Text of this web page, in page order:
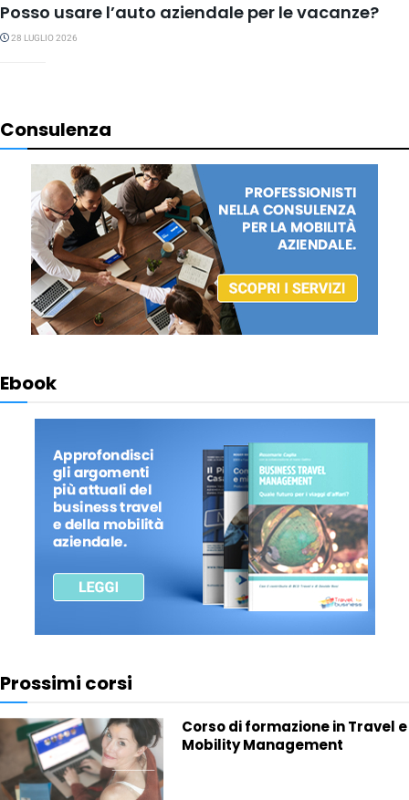
Posso usare l’auto aziendale per le vacanze?
28 LUGLIO 2026
Consulenza
Ebook
Prossimi corsi
Corso di formazione in Travel e
Mobility Management